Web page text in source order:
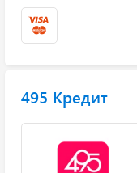
495 Кредит